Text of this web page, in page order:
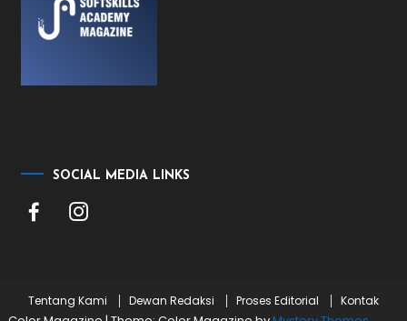
SOCIAL MEDIA LINKS
Tentang Kami Dewan Redaksi Proses Editorial Kontak